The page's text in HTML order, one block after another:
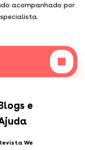
acompanhado por
e
We